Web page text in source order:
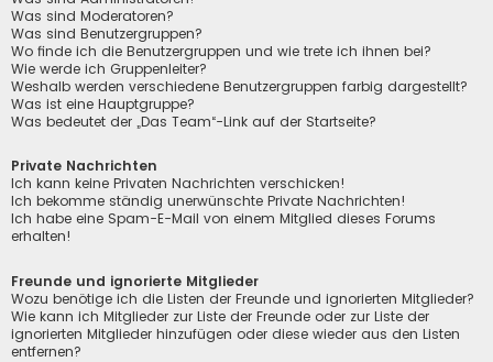
Was sind Moderatoren?
Was sind Benutzergruppen?
Wo finde ich die Benutzergruppen und wie trete ich ihnen bei?
Wie werde ich Gruppenleiter?
Weshalb werden verschiedene Benutzergruppen farbig dargestellt?
Was ist eine Hauptgruppe?
Was bedeutet der „Das Team“-Link auf der Startseite?
Private Nachrichten
Ich kann keine Privaten Nachrichten verschicken!
Ich bekomme ständig unerwünschte Private Nachrichten!
Ich habe eine Spam-E-Mail von einem Mitglied dieses Forums
erhalten!
Freunde und ignorierte Mitglieder
Wozu benötige ich die Listen der Freunde und ignorierten Mitglieder?
Wie kann ich Mitglieder zur Liste der Freunde oder zur Liste der
ignorierten Mitglieder hinzufügen oder diese wieder aus den Listen
entfernen?